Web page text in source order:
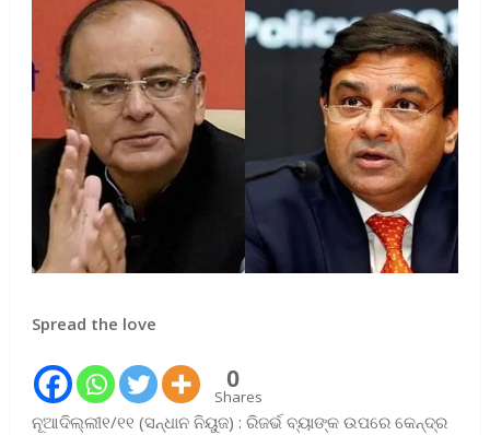
Spread the love
0
Shares
ନୂଆଦିଲ୍ଲୀ୧/୧୧ (ସନ୍ଧାନ ନିୟୁଜ) : ରିଜର୍ଭ ବ୍ୟା‌ଙ୍କ ଉପରେ କେନ୍ଦ୍ର